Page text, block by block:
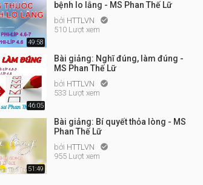
49:58
bệnh lo lắng - MS Phan Thế Lữ
bởi HTTLVN 
510 Lượt xem
46:05
Bài giảng: Nghĩ đúng, làm đúng -
MS Phan Thế Lữ
bởi HTTLVN 
533 Lượt xem
51:49
Bài giảng: Bí quyết thỏa lòng - MS
Phan Thế Lữ
bởi HTTLVN 
955 Lượt xem